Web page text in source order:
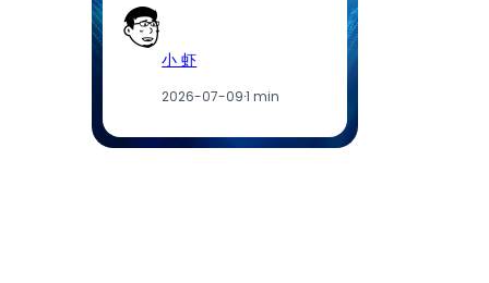
小 虾
2026-07-09·1 min